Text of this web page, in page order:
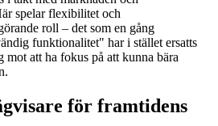
spelar flexibilitet och
roll – det som en gång
funktionalitet" har i stället ersatts
att ha fokus på att kunna bära
för framtidens